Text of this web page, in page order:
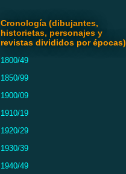
Cronología (dibujantes,
historietas, personajes y
revistas divididos por épocas)
1800/49
1850/99
1900/09
1910/19
1920/29
1930/39
1940/49